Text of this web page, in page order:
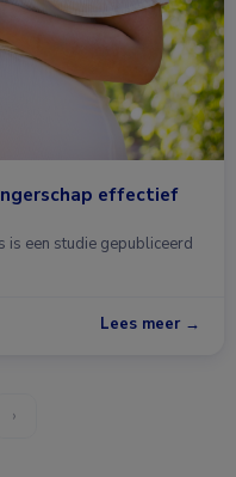
effectief
is een studie gepubliceerd
Lees meer →
›